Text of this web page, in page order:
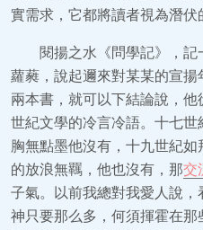
實需求，它都將讀者視為潛伏
閱揚之水《問學記》，
蘿蕤，說起邇來對某某的宣揚
兩本書，就可以下結論說，
世紀文學的冷言冷語。十七世
胸無點墨他沒有，十九世紀
的放浪無羈，他也沒有，那交
子氣。以前我總對我愛人說
神只要那么多，何須揮霍在那